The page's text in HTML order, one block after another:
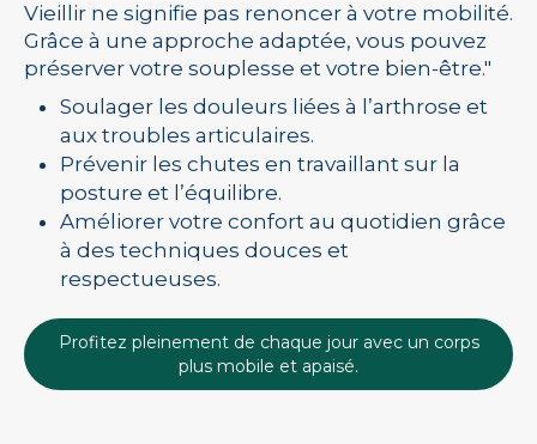
Vieillir ne signifie pas renoncer à votre mobilité.
Grâce à une approche adaptée, vous pouvez
préserver votre souplesse et votre bien-être."
Soulager les douleurs liées à l’arthrose et
aux troubles articulaires.
Prévenir les chutes en travaillant sur la
posture et l’équilibre.
Améliorer votre confort au quotidien grâce
à des techniques douces et
respectueuses.
Profitez pleinement de chaque jour avec un corps
plus mobile et apaisé.